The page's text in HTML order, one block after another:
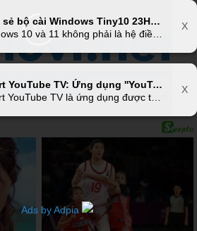
9
Ads by Adpia
Chia sẻ bộ cài Windows Tiny10 23H2 vừa ra mắt, phiên bản rút gọn siêu nhẹ của Windows 10, chỉ nặng 3,6 GB
X
Smart YouTube TV: Ứng dụng ''YouTube Vanced'' dành cho SmartTV Android không quảng cáo
X